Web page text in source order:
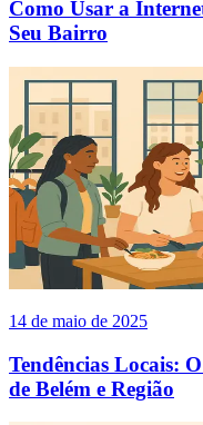
Como Usar a
Seu Bairro
14 de maio de 2025
Tendências Locais:
de Belém e Região